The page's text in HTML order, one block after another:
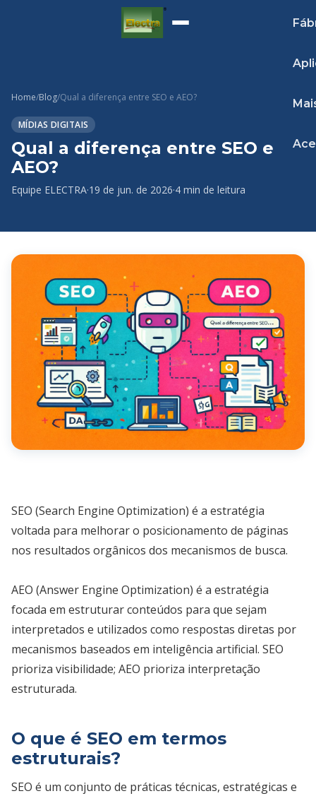
Home/Blog/Qual a diferença entre SEO e AEO?
MÍDIAS DIGITAIS
Qual a diferença entre SEO e
AEO?
Equipe ELECTRA·19 de jun. de 2026·4 min de leitura
SEO (Search Engine Optimization) é a estratégia
voltada para melhorar o posicionamento de páginas
nos resultados orgânicos dos mecanismos de busca.
AEO (Answer Engine Optimization) é a estratégia
focada em estruturar conteúdos para que sejam
interpretados e utilizados como respostas diretas por
mecanismos baseados em inteligência artificial. SEO
prioriza visibilidade; AEO prioriza interpretação
estruturada.
O que é SEO em termos
estruturais?
SEO é um conjunto de práticas técnicas, estratégicas e